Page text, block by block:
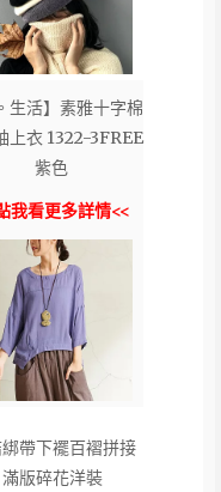
生活】素雅十字棉
上衣 1322-3FREE
紫色
我看更多詳情<<
帶下襬百褶拼接
滿版碎花洋裝